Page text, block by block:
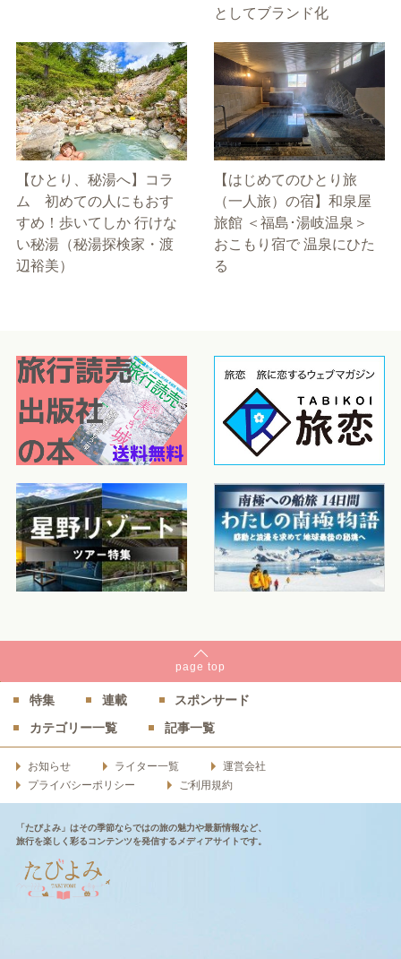
としてブランド化
【ひとり、秘湯へ】コラ
ム 初めての人にもおす
すめ！歩いてしか 行けな
い秘湯（秘湯探検家・渡
辺裕美）
【はじめてのひとり旅
（一人旅）の宿】和泉屋
旅館 ＜福島･湯岐温泉＞
おこもり宿で 温泉にひた
る
page top
特集 連載
スポンサード
カテゴリー一覧
記事一覧
お知らせ ライター一覧
運営会社
プライバシーポリシー
ご利用規約
「たびよみ」はその季節ならではの旅の魅力や最新情報など、
旅行を楽しく彩るコンテンツを発信するメディアサイトです。